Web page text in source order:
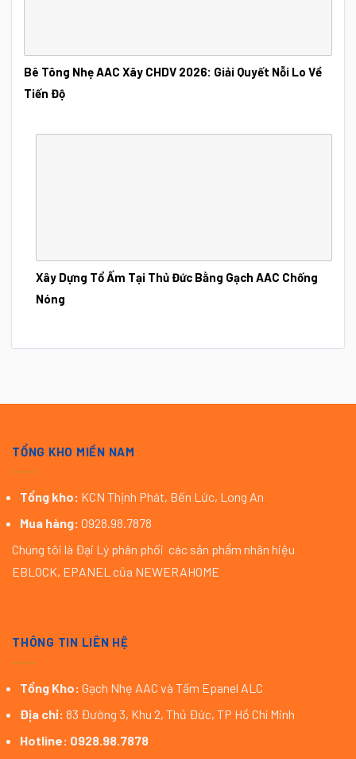
Bê Tông Nhẹ AAC Xây CHDV 2026: Giải Quyết Nỗi Lo Về
Tiến Độ
Xây Dựng Tổ Ấm Tại Thủ Đức Bằng Gạch AAC Chống
Nóng
TỔNG KHO MIỀN NAM
Tổng kho: KCN Thịnh Phát, Bến Lức, Long An
Mua hàng: 0928.98.7878
Chúng tôi là Đại Lý phân phối các sản phẩm nhãn hiệu
EBLOCK, EPANEL của NEWERAHOME
THÔNG TIN LIÊN HỆ
Tổng Kho: Gạch Nhẹ AAC và Tấm Epanel ALC
Địa chỉ: 83 Đường 3, Khu 2, Thủ Đức, TP Hồ Chí Minh
Hotline: 0928.98.7878